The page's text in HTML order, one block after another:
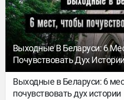
Выходные В Беларуси: 6
Почувствовать Дух Истории
Выходные в Беларуси: 6
почувствовать дух истории